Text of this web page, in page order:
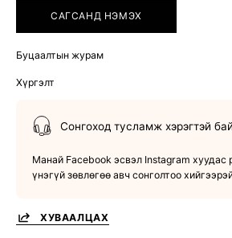
САГСАНД НЭМЭХ
Буцаалтын журам
Хүргэлт
Сонгоход тусламж хэрэгтэй
Манай Facebook эсвэл Instagram хуудас
үнэгүй зөвлөгөө авч сонголтоо
ХУВААЛЦАХ